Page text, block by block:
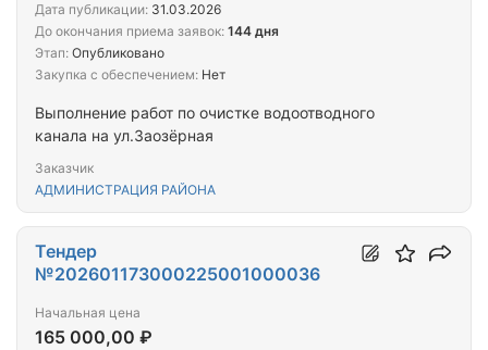
Выполнение работ по очистке водоотводного
канала на ул.Заозёрная
Заказчик
АДМИНИСТРАЦИЯ РАЙОНА
Дата публикации: 31.03.2026
До окончания приема заявок: 144 дня
Этап: Опубликовано
Закупка с обеспечением: Нет
Тендер
№202601173000225001000036
Начальная цена
165 000,00 ₽